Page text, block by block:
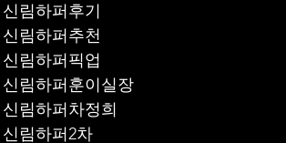
신림하퍼후기
신림하퍼추천
신림하퍼훈이실장
신림하퍼차정희
신림하퍼2차